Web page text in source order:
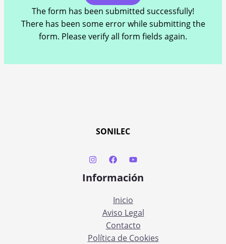
The form has been submitted successfully!
There has been some error while submitting the
form. Please verify all form fields again.
SONILEC
Información
Inicio
Aviso Legal
Contacto
Política de Cookies